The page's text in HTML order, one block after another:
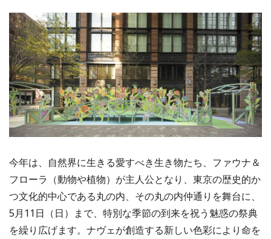
今年は、自然界に生きる愛すべき生き物たち、ファウナ＆
フローラ（動物や植物）が主人公となり、東京の歴史的か
つ文化的中心である丸の内、その丸の内仲通りを舞台に、
5月11日（日）まで、特別な季節の到来を祝う魅惑の祭典
を繰り広げます。ナヴェが創造する新しい色彩により命を